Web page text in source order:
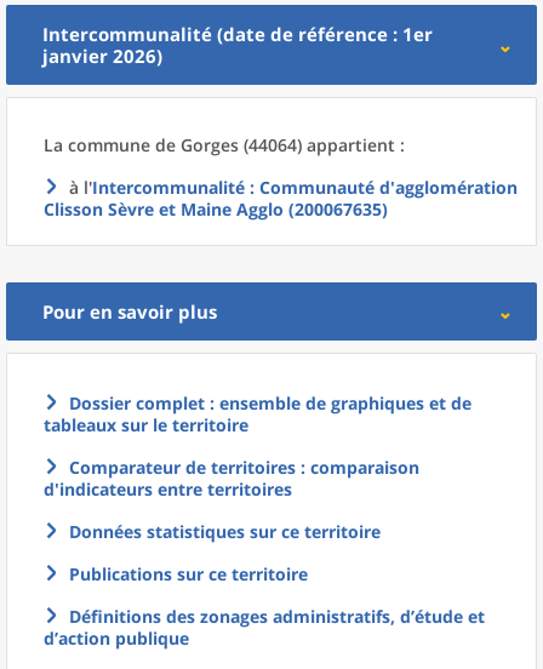
Intercommunalité (date de référence : 1er
janvier 2026)
La commune de Gorges (44064) appartient :
à l'Intercommunalité : Communauté d'agglomération
Clisson Sèvre et Maine Agglo (200067635)
Pour en savoir plus
Dossier complet : ensemble de graphiques et de
tableaux sur le territoire
Comparateur de territoires : comparaison
d'indicateurs entre territoires
Données statistiques sur ce territoire
Publications sur ce territoire
Définitions des zonages administratifs, d’étude et
d’action publique